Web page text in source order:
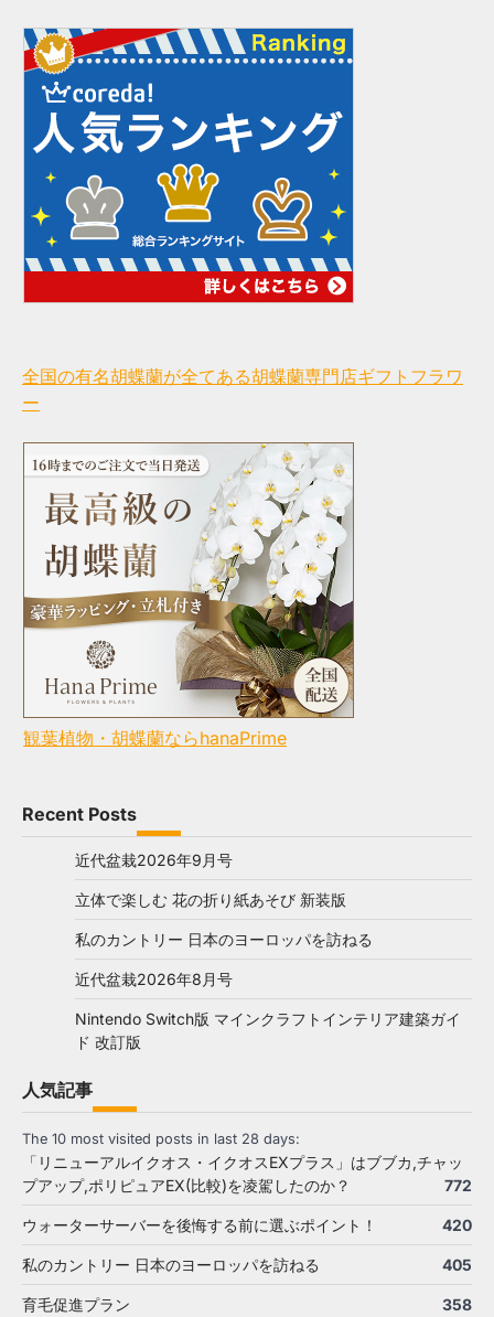
全国の有名胡蝶蘭が全てある胡蝶蘭専門店ギフトフラワ
ー
観葉植物・胡蝶蘭ならhanaPrime
Recent Posts
近代盆栽2026年9月号
立体で楽しむ 花の折り紙あそび 新装版
私のカントリー 日本のヨーロッパを訪ねる
近代盆栽2026年8月号
Nintendo Switch版 マインクラフトインテリア建築ガイ
ド 改訂版
人気記事
The 10 most visited posts in last 28 days:
「リニューアルイクオス・イクオスEXプラス」はブブカ,チャッ
プアップ,ポリピュアEX(比較)を凌駕したのか？
772
ウォーターサーバーを後悔する前に選ぶポイント！ 420
私のカントリー 日本のヨーロッパを訪ねる 405
育毛促進プラン 358